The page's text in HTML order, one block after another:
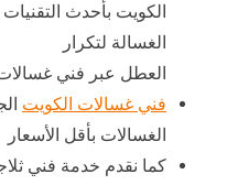
الكويت بأحدث
الغسالة لتكرار
العطل عبر فني غسالات
فني غسالات الكويت
الغسالات بأقل الأسعار
كما نقدم خدمة فني